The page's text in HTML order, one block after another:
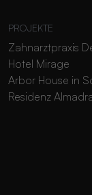
PROJEKTE
Zahnarztpraxis
Hotel Mirage
Arbor House in
Residenz